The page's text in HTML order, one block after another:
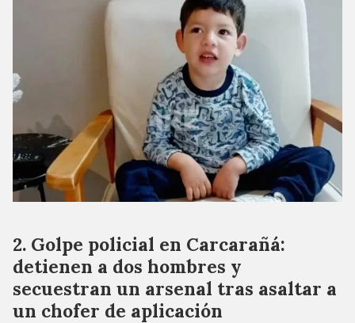
Golpe policial en Carcarañá:
detienen a dos hombres y
secuestran un arsenal tras asaltar a
un chofer de aplicación